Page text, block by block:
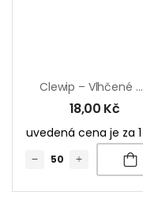
Clewip – Vlhčené Ubrousky
18,00 Kč
uvedená cena je za 1